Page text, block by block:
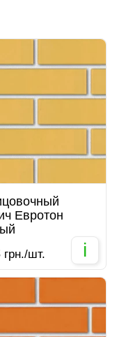
Евротон
грн./шт. i